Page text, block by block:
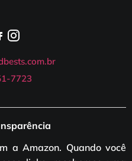
7723
a Amazon. Quando você